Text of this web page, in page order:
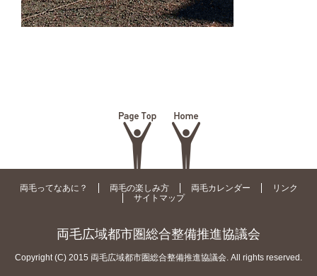
両毛ってなあに？ 両毛の楽しみ方 両毛カレンダー
リンク
サイトマップ
両毛広域都市圏総合整備推進協議会
Copyright (C) 2015 両毛広域都市圏総合整備推進協議会. All rights reserved.